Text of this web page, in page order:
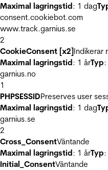
Maximal lagringstid: 1 dag
consent.cookiebot.com
www.track.garnius.se
2
CookieConsent [x2]Indikerar
Maximal lagringstid: 1 årTyp:
garnius.no
1
PHPSESSIDPreserves user
Maximal lagringstid: 1 dag
garnius.se
2
Cross_ConsentVäntande
Maximal lagringstid: 1 årTyp:
Initial_ConsentVäntande